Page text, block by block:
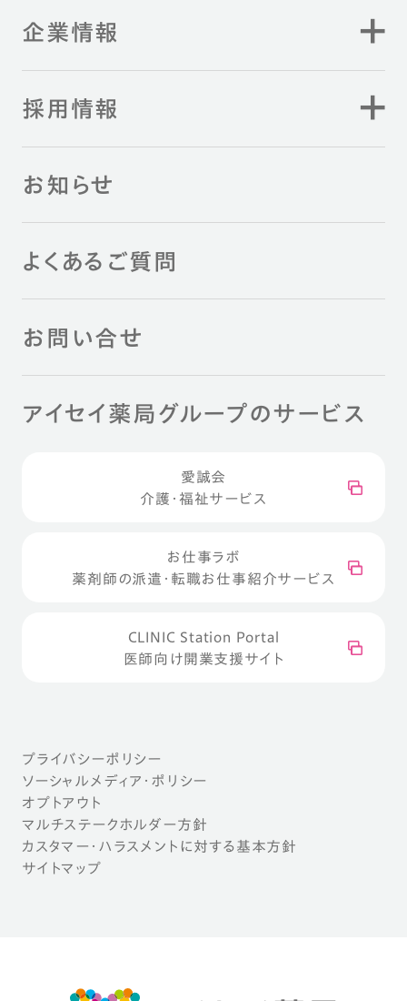
企業情報
採用情報
お知らせ
よくあるご質問
お問い合せ
アイセイ薬局グループのサービス
愛誠会
介護・福祉サービス
お仕事ラボ
薬剤師の派遣・転職お仕事紹介サービス
CLINIC Station Portal
医師向け開業支援サイト
プライバシーポリシー
ソーシャルメディア・ポリシー
オプトアウト
マルチステークホルダー方針
カスタマー・ハラスメントに対する基本方針
サイトマップ